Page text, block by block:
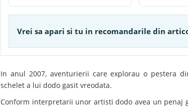
Vrei sa apari si tu in recomandarile din
In anul 2007, aventurierii care explorau o pestera
schelet a lui dodo gasit vreodata.
Conform interpretarii unor artisti dodo avea un